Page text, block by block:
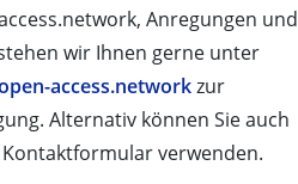
Anregungen und
wir Ihnen gerne unter
access.networkzur
Alternativ können Sie auch
verwenden.